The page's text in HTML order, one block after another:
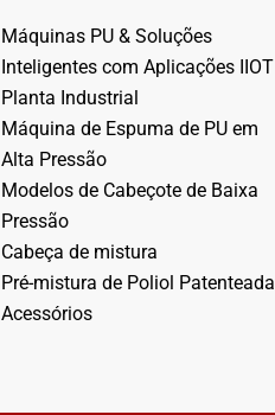
Máquinas PU & Soluções
Inteligentes com Aplicações IIOT
Planta Industrial
Máquina de Espuma de PU em
Alta Pressão
Modelos de Cabeçote de Baixa
Pressão
Cabeça de mistura
Pré-mistura de Poliol Patenteada
Acessórios